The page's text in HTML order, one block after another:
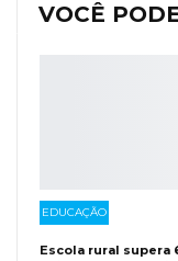
VOCÊ
EDUCAÇÃO
Escola rural supera